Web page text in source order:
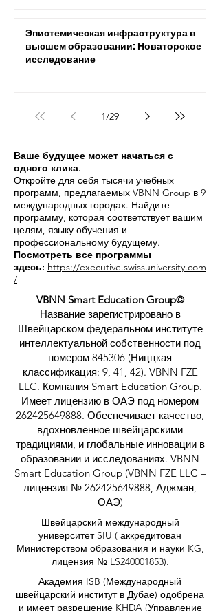
Эпистемическая инфраструктура в
высшем образовании: Новаторское
исследование
1/29
Ваше будущее может начаться с
одного клика.
Откройте для себя тысячи учебных
программ, предлагаемых VBNN Group в 9
международных городах. Найдите
программу, которая соответствует вашим
целям, языку обучения и
профессиональному будущему.
Посмотреть все программы
здесь: https://executive.swissuniversity.com
/
VBNN Smart Education Group©
Название зарегистрировано в
Швейцарском федеральном институте
интеллектуальной собственности под
номером 845306 (Ниццкая
классификация: 9, 41, 42). VBNN FZE
LLC. Компания Smart Education Group.
Имеет лицензию в ОАЭ под номером
262425649888. Обеспечивает качество,
вдохновленное швейцарскими
традициями, и глобальные инновации в
образовании и исследованиях. VBNN
Smart Education Group (VBNN FZE LLC –
лицензия № 262425649888, Аджман,
ОАЭ)
Швейцарский международный
университет SIU ( аккредитован
Министерством образования и науки KG,
лицензия № LS240001853).
Академия ISB (Международный
швейцарский институт в Дубае) одобрена
и имеет разрешение KHDA (Управление